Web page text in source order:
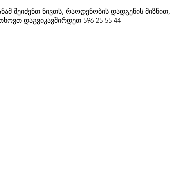
შეიძენთ ნივთს, რაოდენობის დადგენის მიზნით,
დაგვიკავშირდეთ 596 25 55 44